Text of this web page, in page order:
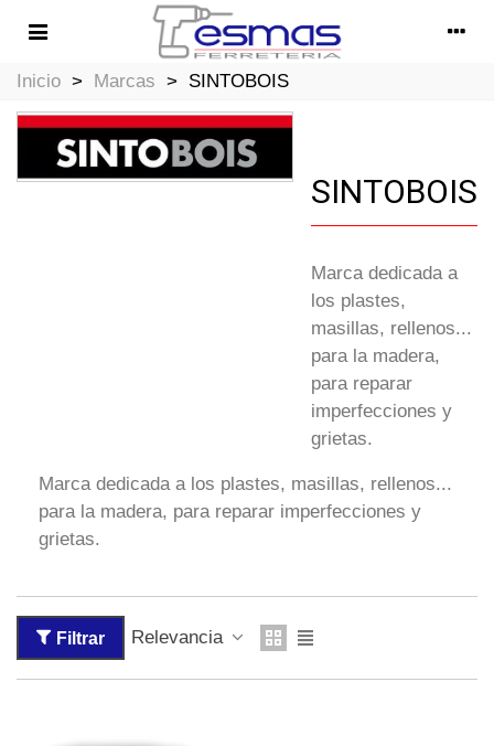
Inicio > Marcas > SINTOBOIS
SINTOBOIS
Marca dedicada a
los plastes,
masillas, rellenos...
para la madera,
para reparar
imperfecciones y
grietas.
Marca dedicada a los plastes, masillas, rellenos...
para la madera, para reparar imperfecciones y
grietas.
Filtrar Relevancia